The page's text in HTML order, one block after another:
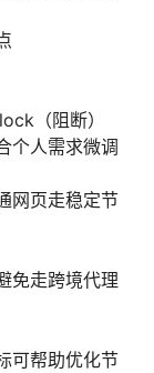
（阻断）
个人需求微调
网页走稳定节
免走跨境代理
可帮助优化节